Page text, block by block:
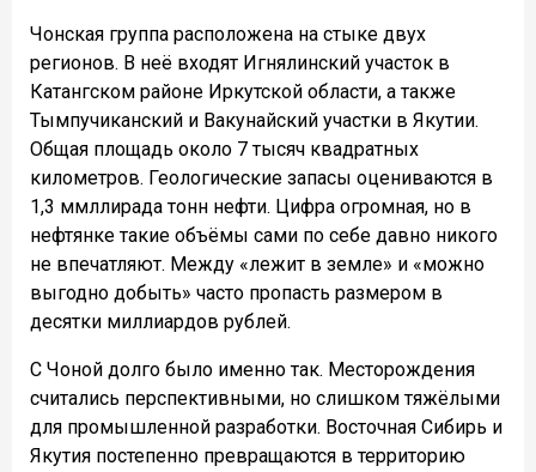
Чонская группа расположена на стыке двух
регионов. В неё входят Игнялинский участок в
Катангском районе Иркутской области, а также
Тымпучиканский и Вакунайский участки в Якутии.
Общая площадь около 7 тысяч квадратных
километров. Геологические запасы оцениваются в
1,3 ммллирада тонн нефти. Цифра огромная, но в
нефтянке такие объёмы сами по себе давно никого
не впечатляют. Между «лежит в земле» и «можно
выгодно добыть» часто пропасть размером в
десятки миллиардов рублей.
С Чоной долго было именно так. Месторождения
считались перспективными, но слишком тяжёлыми
для промышленной разработки. Восточная Сибирь и
Якутия постепенно превращаются в территорию